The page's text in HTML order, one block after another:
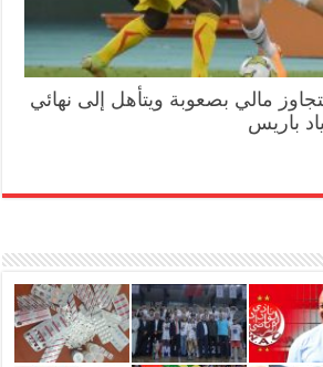
مالي بصعوبة ويتأهل إلى نهائي